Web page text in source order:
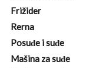
Frižider
Rerna
Posuđe i suđe
Mašina za suđe